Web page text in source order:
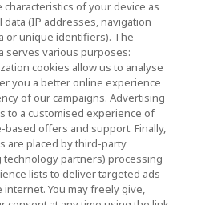
(Corporativo /
KIOXIA Holdings
of your device as
(IP addresses, navigation
or unique identifiers). The
serves various purposes:
cookies allow us to analyse
you a better online experience
of our campaigns. Advertising
to a customised experience of
offers and support. Finally,
are placed by third-party
technology partners) processing
lists to deliver targeted ads
internet. You may freely give,